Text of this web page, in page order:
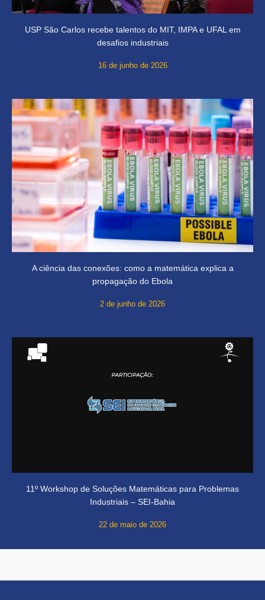
USP São Carlos recebe talentos do MIT, IMPA e UFAL em
desafios industriais
16 de junho de 2026
A ciência das conexões: como a matemática explica a
propagação do Ebola
2 de junho de 2026
11º Workshop de Soluções Matemáticas para Problemas
Industriais – SEI-Bahia
22 de maio de 2026